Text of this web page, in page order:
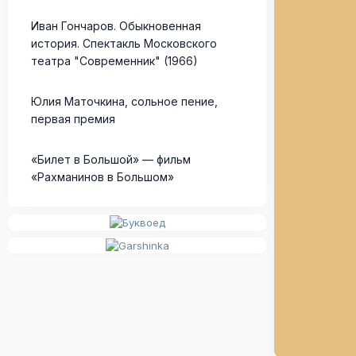
Иван Гончаров. Обыкновенная
история. Спектакль Московского
театра "Современник" (1966)
Юлия Маточкина, сольное пение,
первая премия
«Билет в Большой» — фильм
«Рахманинов в Большом»